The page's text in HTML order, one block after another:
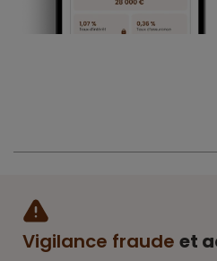
Vigilance fraude et